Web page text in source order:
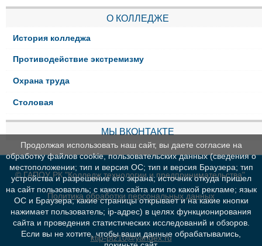
О КОЛЛЕДЖЕ
История колледжа
Противодействие экстремизму
Охрана труда
Столовая
МЫ ВКОНТАКТЕ
© ГАПОУ РК "Колледж технологии и предпринимательства"
Политика обработки персональных данных
ktip-ptz10@yandex.ru
Продолжая использовать наш сайт, вы даете согласие на
обработку файлов cookie, пользовательских данных (сведения о
местоположении; тип и версия ОС; тип и версия Браузера; тип
устройства и разрешение его экрана; источник откуда пришел
на сайт пользователь; с какого сайта или по какой рекламе; язык
ОС и Браузера; какие страницы открывает и на какие кнопки
нажимает пользователь; ip-адрес) в целях функционирования
сайта и проведения статистических исследований и обзоров.
Если вы не хотите, чтобы ваши данные обрабатывались,